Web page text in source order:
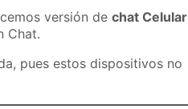
versión dechat Celular
Chat.
pues estos dispositivos no